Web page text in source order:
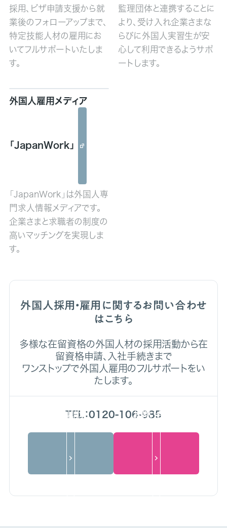
採用、ビザ申請支援から就
業後のフォローアップまで、
特定技能人材の雇用にお
いてフルサポートいたしま
す。
監理団体と連携することに
より、受け入れ企業さまな
らびに外国人実習生が安
心して利用できるようサポ
ートします。
外国人雇用メディア
「JapanWork」
「JapanWork」は外国人専
門求人情報メディアです。
企業さまと求職者の制度の
高いマッチングを実現しま
す。
外国人採用・雇用に関するお問い合わせ
はこちら
多様な在留資格の外国人材の採用活動から在
留資格申請、入社手続きまで
ワンストップで外国人雇用のフルサポートをい
たします。
TEL：0120-106-985